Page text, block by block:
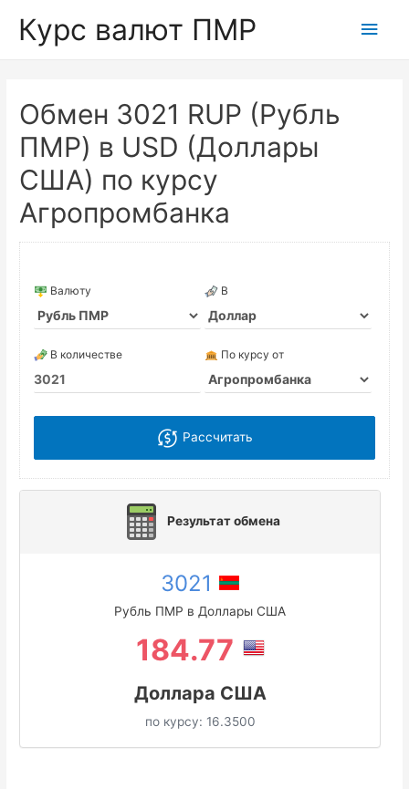
Курс валют ПМР
Обмен 3021 RUP (Рубль
ПМР) в USD (Доллары
США) по курсу
Агропромбанка
Валюту В
В количестве По курсу от
Рассчитать
Результат обмена
3021
Рубль ПМР в Доллары США
184.77
Доллара США
по курсу: 16.3500